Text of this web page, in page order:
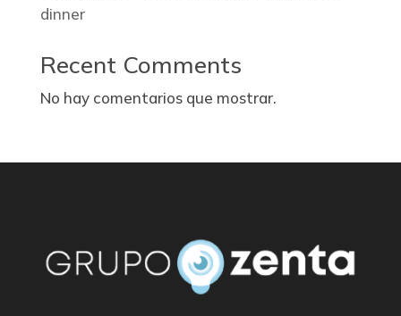
dinner
Recent Comments
No hay comentarios que mostrar.